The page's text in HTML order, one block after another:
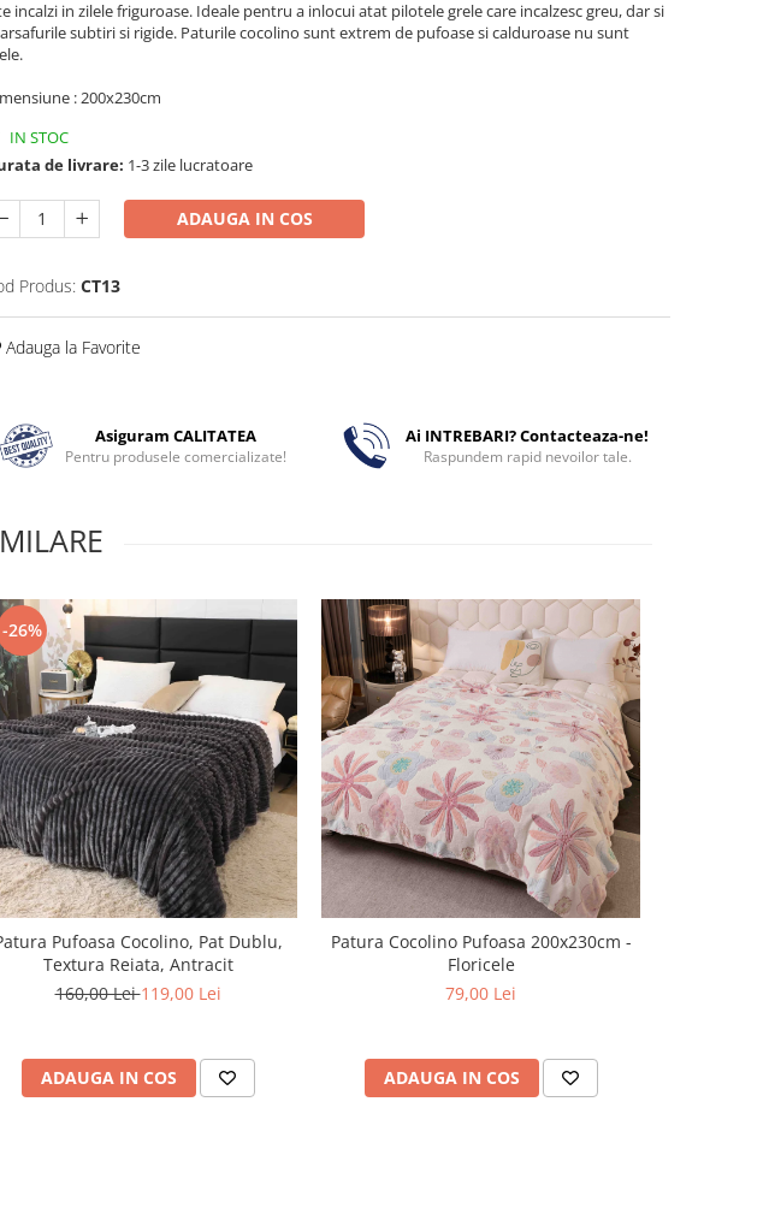
incalzi in zilele friguroase. Ideale pentru a inlocui atat pilotele grele care incalzesc greu, dar si
subtiri si rigide. Paturile cocolino sunt extrem de pufoase si calduroase nu sunt
: 200x230cm
IN STOC
de livrare: 1-3 zile lucratoare
ADAUGA IN COS
Produs: CT13
Adauga la Favorite
Asiguram CALITATEA
Pentru produsele comercializate!
Ai INTREBARI? Contacteaza-ne!
Raspundem rapid nevoilor tale.
-26%
Pufoasa Cocolino, Pat Dublu,
Textura Reiata, Antracit
160,00 Lei119,00 Lei
ADAUGA IN COS
Patura Cocolino Pufoasa 200x230cm -
Floricele
79,00 Lei
ADAUGA IN COS